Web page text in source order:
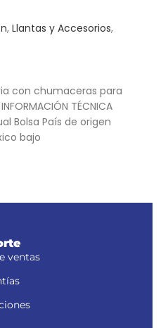
, Llantas y Accesorios,
con chumaceras para
TÉCNICA
Bolsa País de origen
bajo
ventas